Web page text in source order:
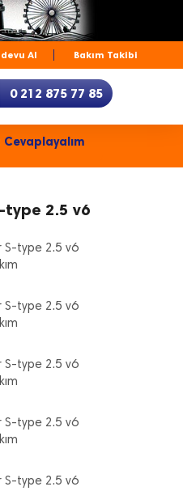
Al Bakım Takibi
0 212 875 77 85
Cevaplayalım
type 2.5 v6
S-type 2.5 v6
S-type 2.5 v6
S-type 2.5 v6
S-type 2.5 v6
S-type 2.5 v6